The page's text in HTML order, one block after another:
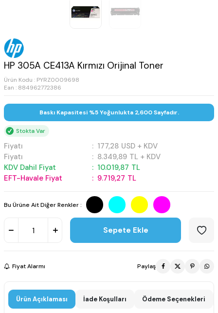
HP 305A CE413A Kırmızı Orijinal Toner
Ürün Kodu : PYRZ0009698
Ean : 884962772386
Baskı Kapasitesi %5 Yoğunlukta 2,600 Sayfadır.
Stokta Var
Fiyatı : 177,28 USD + KDV
Fiyatı
: 8.349,89 TL + KDV
KDV Dahil Fiyat
: 10.019,87 TL
EFT-Havale Fiyat
: 9.719,27 TL
Bu Ürüne Ait Diğer Renkler :
Sepete Ekle
Fiyat Alarmı Paylaş
Ürün Açıklaması İade Koşulları Ödeme Seçenekleri